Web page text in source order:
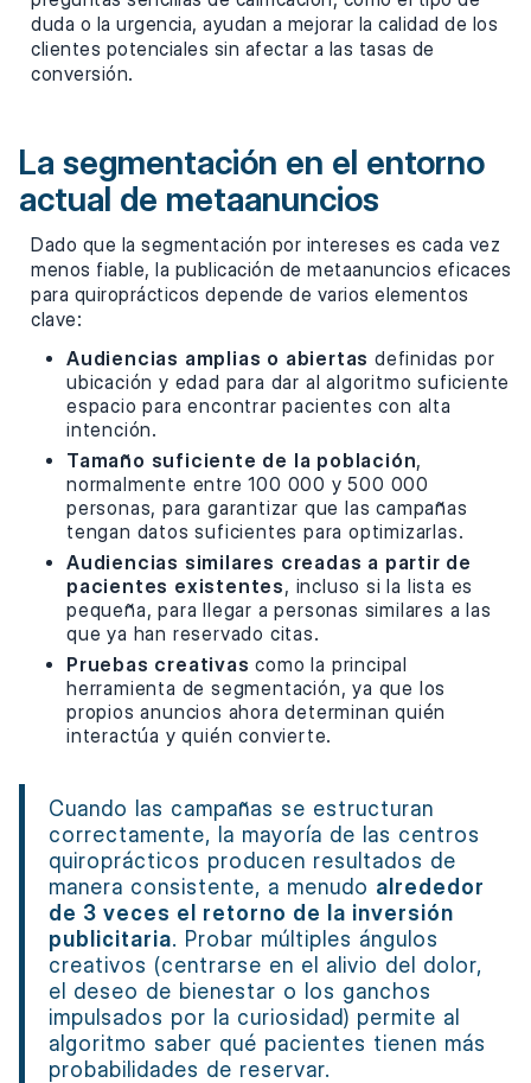
duda o la urgencia, ayudan a mejorar la calidad de los
clientes potenciales sin afectar a las tasas de
conversión.
La segmentación en el entorno
actual de metaanuncios
Dado que la segmentación por intereses es cada vez
menos fiable, la publicación de metaanuncios eficaces
para quiroprácticos depende de varios elementos
clave:
Audiencias amplias o abiertas definidas por
ubicación y edad para dar al algoritmo suficiente
espacio para encontrar pacientes con alta
intención.
Tamaño suficiente de la población,
normalmente entre 100 000 y 500 000
personas, para garantizar que las campañas
tengan datos suficientes para optimizarlas.
Audiencias similares creadas a partir de
pacientes existentes, incluso si la lista es
pequeña, para llegar a personas similares a las
que ya han reservado citas.
Pruebas creativas como la principal
herramienta de segmentación, ya que los
propios anuncios ahora determinan quién
interactúa y quién convierte.
Cuando las campañas se estructuran
correctamente, la mayoría de las centros
quiroprácticos producen resultados de
manera consistente, a menudo alrededor
de 3 veces el retorno de la inversión
publicitaria. Probar múltiples ángulos
creativos (centrarse en el alivio del dolor,
el deseo de bienestar o los ganchos
impulsados por la curiosidad) permite al
algoritmo saber qué pacientes tienen más
probabilidades de reservar.